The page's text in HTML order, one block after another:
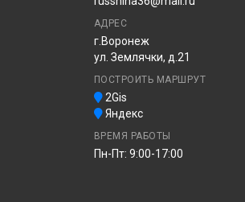
АДРЕС
г.Воронеж
ул. Землячки, д.21
ПОСТРОИТЬ МАРШРУТ
2Gis
Яндекс
ВРЕМЯ РАБОТЫ
Пн-Пт: 9:00-17:00